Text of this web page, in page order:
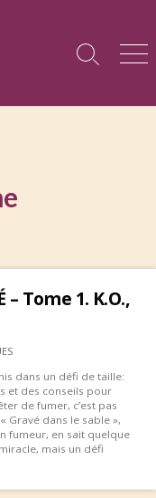
Search
– Tome 1. K.O.,
dans un défi de taille:
et des conseils pour
de fumer, c’est pas
Gravé dans le sable »,
fumeur, en sait quelque
mais un défi